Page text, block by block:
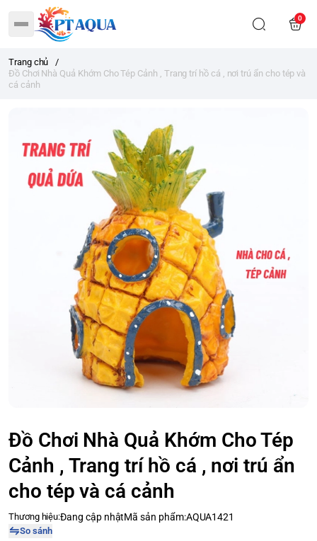
0
Trang chủ
/
Đồ Chơi Nhà Quả Khớm Cho Tép Cảnh , Trang trí hồ cá , nơi trú ẩn cho tép và
cá cảnh
Đồ Chơi Nhà Quả Khớm Cho Tép
Cảnh , Trang trí hồ cá , nơi trú ẩn
cho tép và cá cảnh
Thương hiệu:Đang cập nhậtMã sản phẩm:AQUA1421
So sánh